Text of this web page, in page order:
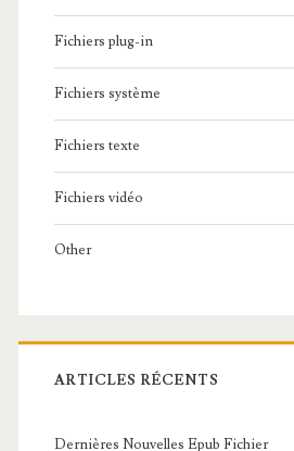
Fichiers plug-in
Fichiers système
Fichiers texte
Fichiers vidéo
Other
ARTICLES RÉCENTS
Dernières Nouvelles Epub Fichier